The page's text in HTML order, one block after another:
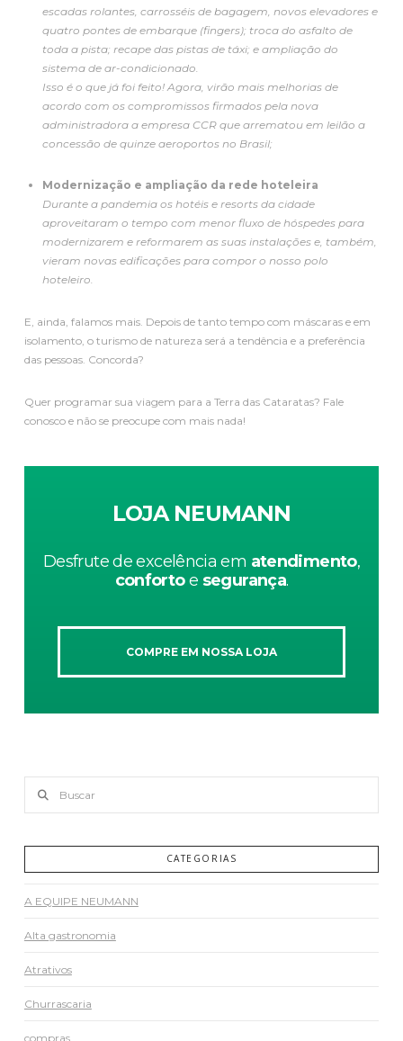
escadas rolantes, carrosséis de bagagem, novos elevadores e
quatro pontes de embarque (fingers); troca do asfalto de
toda a pista; recape das pistas de táxi; e ampliação do
sistema de ar-condicionado.
Isso é o que já foi feito! Agora, virão mais melhorias de
acordo com os compromissos firmados pela nova
administradora a empresa CCR que arrematou em leilão a
concessão de quinze aeroportos no Brasil;
Modernização e ampliação da rede hoteleira
Durante a pandemia os hotéis e resorts da cidade
aproveitaram o tempo com menor fluxo de hóspedes para
modernizarem e reformarem as suas instalações e, também,
vieram novas edificações para compor o nosso polo
hoteleiro.
E, ainda, falamos mais. Depois de tanto tempo com máscaras e em
isolamento, o turismo de natureza será a tendência e a preferência
das pessoas. Concorda?
Quer programar sua viagem para a Terra das Cataratas? Fale
conosco e não se preocupe com mais nada!
LOJA NEUMANN
Desfrute de excelência em atendimento,
confortoe segurança.
COMPRE EM NOSSA LOJA
CATEGORIAS
A EQUIPE NEUMANN
Alta gastronomia
Atrativos
Churrascaria
compras